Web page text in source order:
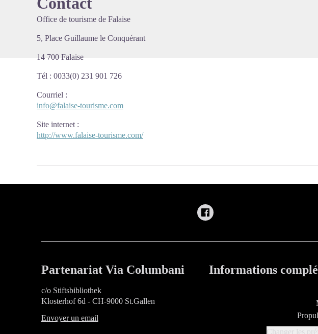
Office de tourisme de Falaise
5, Place Guillaume le Conquérant
14 700 Falaise
Tél : 0033(0) 231 901 726
Courriel :
info@falaise-tourisme.com
Site internet :
http://www.falaise-tourisme.com/
Partenariat Via Columbani
c/o Stiftsbibliothek
Klosterhof 6d - CH-9000 St.Gallen
Envoyer un email
Informations
Changer les